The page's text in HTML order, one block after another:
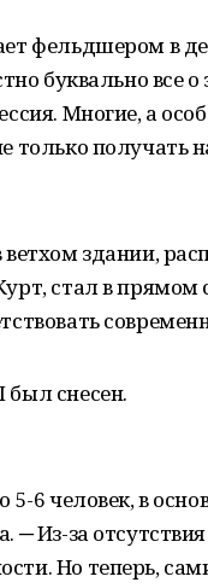
фельдшером в
буквально все
Многие, а
только получать
здании,
стал в прямом
снесен.
6 человек, в
─ Из-за
Но теперь,